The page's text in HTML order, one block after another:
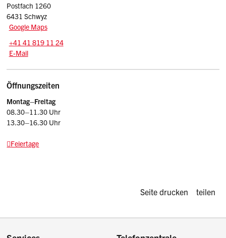
Postfach 1260
6431 Schwyz
Google Maps
Tel.:
+41 41 819 11 24
E-Mail: srsz
E-Mail
Öffnungszeiten
Montag–Freitag
08.30–11.30 Uhr
13.30–16.30 Uhr
Feiertage
Diese Seite
Seite drucken teilen